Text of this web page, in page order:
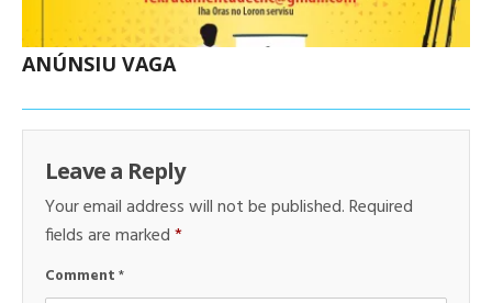
ANÚNSIU VAGA
Leave a Reply
Your email address will not be published.Required
fields are marked*
Comment*